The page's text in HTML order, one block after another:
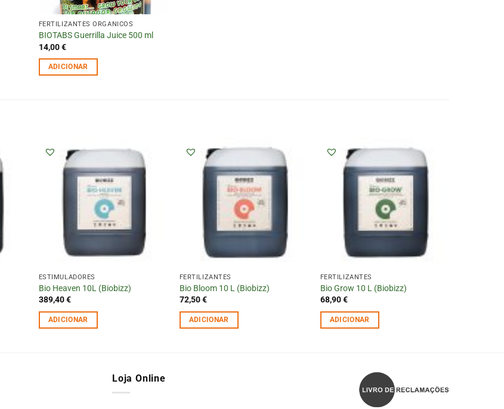
FERTILIZANTES ORGÂNICOS
BIOTABS Guerrilla Juice 500 ml
14,00€
ADICIONAR
ESTIMULADORES
Bio Heaven 10L (Biobizz)
389,40€
ADICIONAR
FERTILIZANTES
Bio Bloom 10 L (Biobizz)
72,50€
ADICIONAR
FERTILIZANTES
Bio Grow 10 L (Biobizz)
68,90€
ADICIONAR
Loja Online